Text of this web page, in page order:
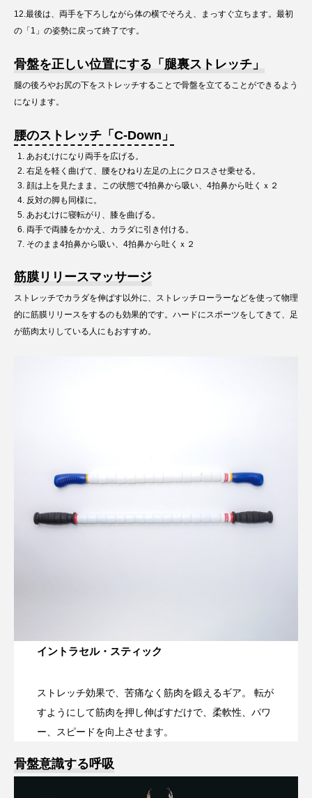
12.最後は、両手を下ろしながら体の横でそろえ、まっすぐ立ちます。最初
の「1」の姿勢に戻って終了です。
骨盤を正しい位置にする「腿裏ストレッチ」
腿の後ろやお尻の下をストレッチすることで骨盤を立てることができるよう
になります。
腰のストレッチ「C-Down」
あおむけになり両手を広げる。
右足を軽く曲げて、腰をひねり左足の上にクロスさせ乗せる。
顔は上を見たまま。この状態で4拍鼻から吸い、4拍鼻から吐くｘ２
反対の脚も同様に。
あおむけに寝転がり、膝を曲げる。
両手で両膝をかかえ、カラダに引き付ける。
そのまま4拍鼻から吸い、4拍鼻から吐くｘ２
筋膜リリースマッサージ
ストレッチでカラダを伸ばす以外に、ストレッチローラーなどを使って物理
的に筋膜リリースをするのも効果的です。ハードにスポーツをしてきて、足
が筋肉太りしている人にもおすすめ。
イントラセル・スティック
ストレッチ効果で、苦痛なく筋肉を鍛えるギア。 転が
すようにして筋肉を押し伸ばすだけで、柔軟性、パワ
ー、スピードを向上させます。
骨盤意識する呼吸